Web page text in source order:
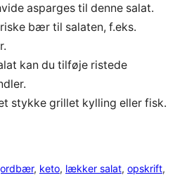
asparges til denne salat.
bær til salaten, f.eks.
kan du tilføje ristede
stykke grillet kylling eller fisk.
, keto, lækker salat, opskrift